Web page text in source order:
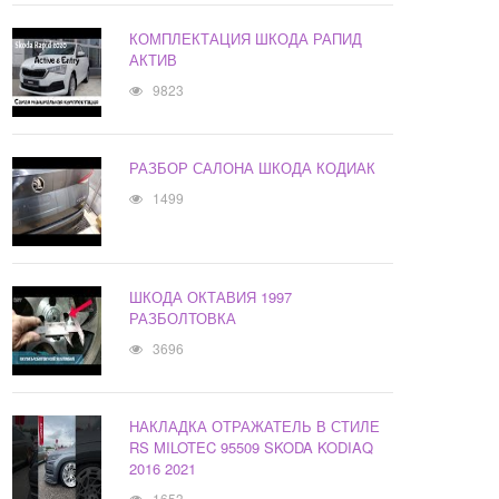
КОМПЛЕКТАЦИЯ ШКОДА РАПИД
АКТИВ
9823
РАЗБОР САЛОНА ШКОДА КОДИАК
1499
ШКОДА ОКТАВИЯ 1997
РАЗБОЛТОВКА
3696
НАКЛАДКА ОТРАЖАТЕЛЬ В СТИЛЕ
RS MILOTEC 95509 SKODA KODIAQ
2016 2021